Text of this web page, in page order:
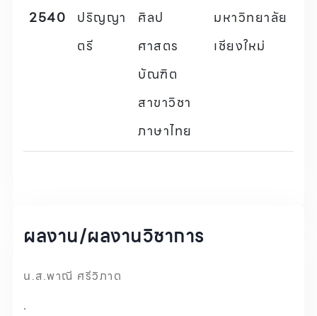
2540
ปริญญา
ตรี
ศิลป
ศาสตร
บัณฑิต
สาขาวิชา
ภาษาไทย
มหาวิทยาลัย
เชียงใหม่
ผลงาน/ผลงานวิชาการ
น.ส.พาณี ศรีวิภาต
.